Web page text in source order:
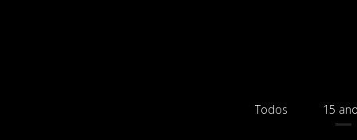
Todos 15